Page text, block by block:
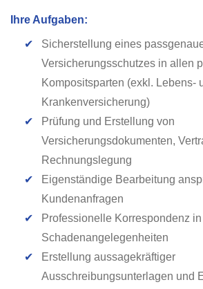
Ihre Aufgaben:
✔
Sicherstellung eines
Versicherungsschutzes in allen
Kompositsparten (exkl. Lebens-
Krankenversicherung)
✔
Prüfung und Erstellung von
Versicherungsdokumenten,
Rechnungslegung
✔
Eigenständige Bearbeitung
Kundenanfragen
✔
Professionelle Korrespondenz in
Schadenangelegenheiten
✔
Erstellung aussagekräftiger
Ausschreibungsunterlagen und